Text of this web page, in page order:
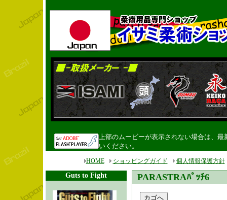
上部のムービーが表示されない場合は、最
いください。
HOME ショッピングガイド 個人情報保護方針
Guts to Fight PARASTRAﾊﾟｯﾁ6